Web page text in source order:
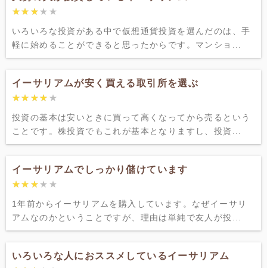
★★★★★
★★★★★
いろいろな投資がある中で仮想通貨投資を選んだのは、手
軽に始めることができると思ったからです。マンショ...
イーサリアムが安く買える取引所を選ぶ
★★★★★
★★★★★
投資の基本は安いときに買って高くなってから売るという
ことです。株投資でもこれが基本となりますし、投資...
イーサリアムでしっかり儲けています
★★★★★
★★★★★
1年前からイーサリアムを購入しています。なぜイーサリ
アムなのかということですが、理由は単純で友人が投...
いろいろな人におススメしているイーサリアム